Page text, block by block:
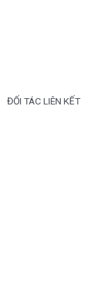
ĐỐI TÁC LIÊN KẾT